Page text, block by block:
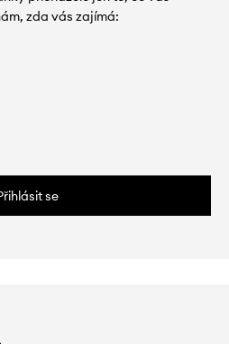
zda vás zajímá:
se